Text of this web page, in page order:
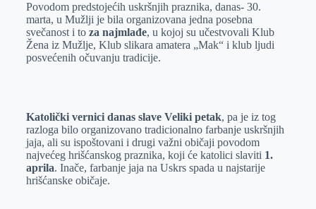
e
r
I
n
s
A
p
a
i
l
Povodom predstojećih uskršnjih praznika, danas- 30.
marta, u Mužlji je bila organizovana jedna posebna
svečanost i to za najmlađe, u kojoj su učestvovali Klub
Žena iz Mužlje, Klub slikara amatera „Mak“ i klub ljudi
posvećenih očuvanju tradicije.
Katolički vernici danas slave Veliki petak, pa je iz tog
razloga bilo organizovano tradicionalno farbanje uskršnjih
jaja, ali su ispoštovani i drugi važni običaji povodom
najvećeg hrišćanskog praznika, koji će katolici slaviti 1.
aprila. Inače, farbanje jaja na Uskrs spada u najstarije
hrišćanske običaje.